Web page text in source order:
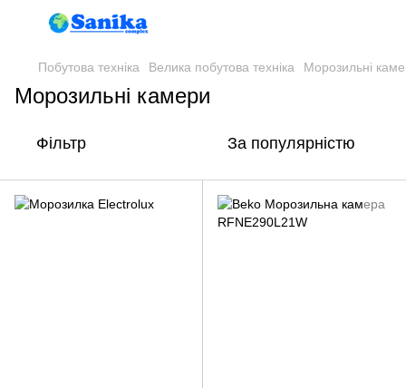
Побутова техніка Велика побутова техніка Морозильні
Морозильні камери
Фільтр За популярністю